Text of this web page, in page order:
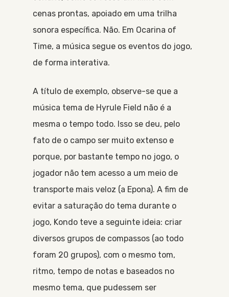
cenas prontas, apoiado em uma trilha
sonora específica. Não. Em Ocarina of
Time, a música segue os eventos do jogo,
de forma interativa.
A título de exemplo, observe-se que a
música tema de Hyrule Field não é a
mesma o tempo todo. Isso se deu, pelo
fato de o campo ser muito extenso e
porque, por bastante tempo no jogo, o
jogador não tem acesso a um meio de
transporte mais veloz (a Epona). A fim de
evitar a saturação do tema durante o
jogo, Kondo teve a seguinte ideia: criar
diversos grupos de compassos (ao todo
foram 20 grupos), com o mesmo tom,
ritmo, tempo de notas e baseados no
mesmo tema, que pudessem ser